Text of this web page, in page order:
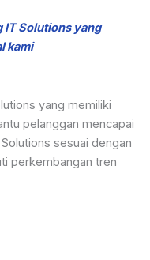
IT Solutions yang
kami
yang memiliki
pelanggan mencapai
sesuai dengan
perkembangan tren